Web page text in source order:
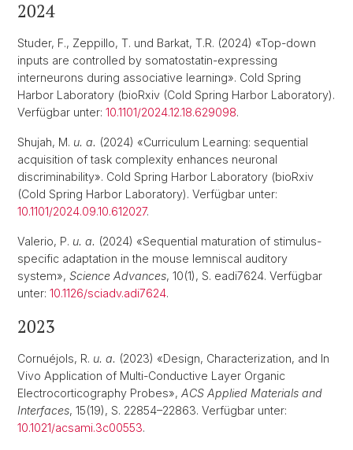
2024
Studer, F., Zeppillo, T. und Barkat, T.R. (2024) «Top-down
inputs are controlled by somatostatin-expressing
interneurons during associative learning». Cold Spring
Harbor Laboratory (bioRxiv (Cold Spring Harbor Laboratory).
Verfügbar unter: 10.1101/2024.12.18.629098.
Shujah, M. u. a. (2024) «Curriculum Learning: sequential
acquisition of task complexity enhances neuronal
discriminability». Cold Spring Harbor Laboratory (bioRxiv
(Cold Spring Harbor Laboratory). Verfügbar unter:
10.1101/2024.09.10.612027.
Valerio, P. u. a. (2024) «Sequential maturation of stimulus-
specific adaptation in the mouse lemniscal auditory
system», Science Advances, 10(1), S. eadi7624. Verfügbar
unter: 10.1126/sciadv.adi7624.
2023
Cornuéjols, R. u. a. (2023) «Design, Characterization, and In
Vivo Application of Multi-Conductive Layer Organic
Electrocorticography Probes», ACS Applied Materials and
Interfaces, 15(19), S. 22854–22863. Verfügbar unter:
10.1021/acsami.3c00553.